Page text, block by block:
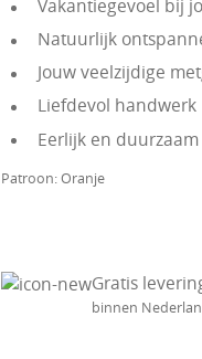
Vakantiegevoel bij
Natuurlijk
Jouw veelzijdige
Liefdevol handwerk
Eerlijk en
Patroon:Oranje
Gratis
binnen